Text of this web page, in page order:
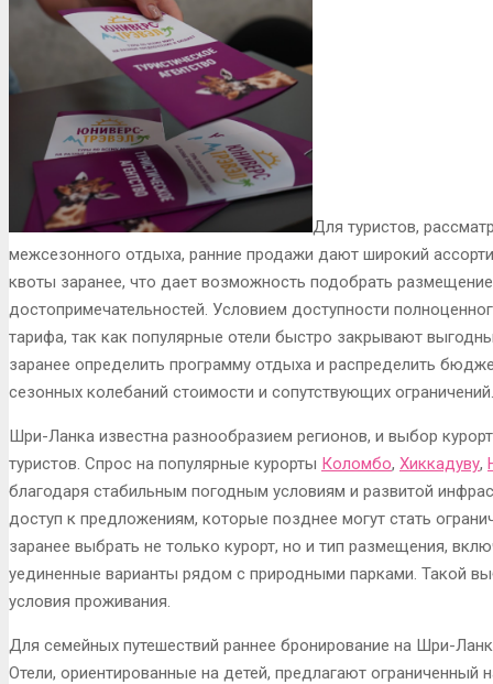
Для туристов,
межсезонного отдыха, ранние продажи дают широкий
квоты заранее, что дает возможность подобрать
достопримечательностей. Условием доступности
тарифа, так как популярные отели быстро закрывают
заранее определить программу отдыха и распределить
сезонных колебаний стоимости и сопутствующих ограничений.
Шри-Ланка известна разнообразием регионов, и выбор
туристов. Спрос на популярные курорты Коломбо, Хиккадуву,
благодаря стабильным погодным условиям и развитой
доступ к предложениям, которые позднее могут стать
заранее выбрать не только курорт, но и тип размещения,
уединенные варианты рядом с природными парками. Такой
условия проживания.
Для семейных путешествий раннее бронирование на Шри-
Отели, ориентированные на детей, предлагают